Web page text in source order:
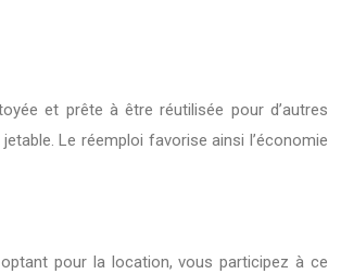
et prête à être réutilisée pour d’autres
Le réemploi favorise ainsi l’économie
pour la location, vous participez à ce